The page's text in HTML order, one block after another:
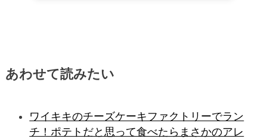
あわせて読みたい
ワイキキのチーズケーキファクトリーでラン
チ！ポテトだと思って食べたらまさかのアレ